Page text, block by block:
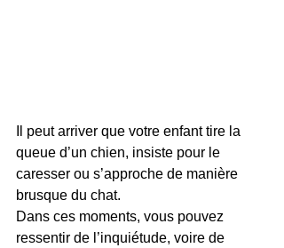
Il peut arriver que votre enfant tire la
queue d’un chien, insiste pour le
caresser ou s’approche de manière
brusque du chat.
Dans ces moments, vous pouvez
ressentir de l’inquiétude, voire de